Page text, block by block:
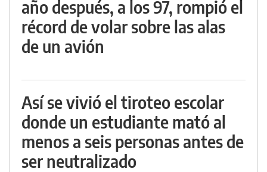
año después, a los 97, rompió el
récord de volar sobre las alas
de un avión
Así se vivió el tiroteo escolar
donde un estudiante mató al
menos a seis personas antes de
ser neutralizado